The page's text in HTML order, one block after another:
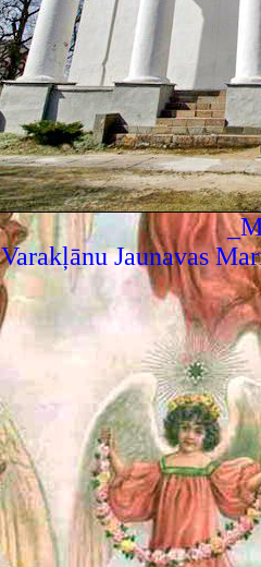
Varakļānu Jaunavas